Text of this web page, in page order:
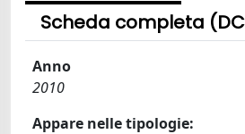
Scheda completa
Anno
2010
Appare nelle tipologie: